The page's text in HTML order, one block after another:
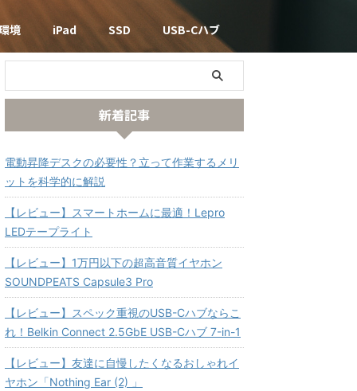
境 iPad SSD USB-Cハブ
新着記事
電動昇降デスクの必要性？立って作業するメリ
ットを科学的に解説
【レビュー】スマートホームに最適！Lepro
LEDテープライト
【レビュー】1万円以下の超高音質イヤホン
SOUNDPEATS Capsule3 Pro
【レビュー】スペック重視のUSB-Cハブならこ
れ！Belkin Connect 2.5GbE USB-Cハブ 7-in-1
【レビュー】友達に自慢したくなるおしゃれイ
ヤホン「Nothing Ear (2) 」